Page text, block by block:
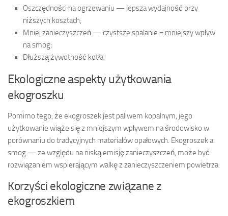
Oszczędności na ogrzewaniu — lepsza wydajność przy
niższych kosztach;
Mniej zanieczyszczeń — czystsze spalanie = mniejszy wpływ
na smog;
Dłuższą żywotność kotła.
Ekologiczne aspekty użytkowania
ekogroszku
Pomimo tego, że ekogroszek jest paliwem kopalnym, jego
użytkowanie wiąże się z mniejszym wpływem na środowisko w
porównaniu do tradycyjnych materiałów opałowych. Ekogroszek a
smog — ze względu na niską emisję zanieczyszczeń, może być
rozwiązaniem wspierającym walkę z zanieczyszczeniem powietrza.
Korzyści ekologiczne związane z
ekogroszkiem